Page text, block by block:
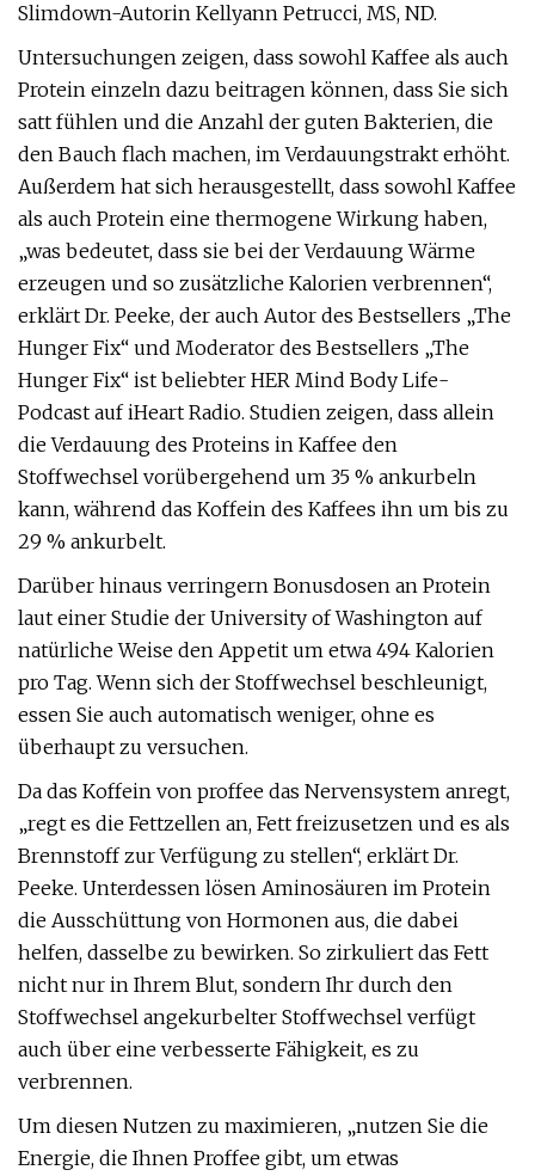
Slimdown-Autorin Kellyann Petrucci, MS, ND.
Untersuchungen zeigen, dass sowohl Kaffee als auch
Protein einzeln dazu beitragen können, dass Sie sich
satt fühlen und die Anzahl der guten Bakterien, die
den Bauch flach machen, im Verdauungstrakt erhöht.
Außerdem hat sich herausgestellt, dass sowohl Kaffee
als auch Protein eine thermogene Wirkung haben,
„was bedeutet, dass sie bei der Verdauung Wärme
erzeugen und so zusätzliche Kalorien verbrennen“,
erklärt Dr. Peeke, der auch Autor des Bestsellers „The
Hunger Fix“ und Moderator des Bestsellers „The
Hunger Fix“ ist beliebter HER Mind Body Life-
Podcast auf iHeart Radio. Studien zeigen, dass allein
die Verdauung des Proteins in Kaffee den
Stoffwechsel vorübergehend um 35 % ankurbeln
kann, während das Koffein des Kaffees ihn um bis zu
29 % ankurbelt.
Darüber hinaus verringern Bonusdosen an Protein
laut einer Studie der University of Washington auf
natürliche Weise den Appetit um etwa 494 Kalorien
pro Tag. Wenn sich der Stoffwechsel beschleunigt,
essen Sie auch automatisch weniger, ohne es
überhaupt zu versuchen.
Da das Koffein von proffee das Nervensystem anregt,
„regt es die Fettzellen an, Fett freizusetzen und es als
Brennstoff zur Verfügung zu stellen“, erklärt Dr.
Peeke. Unterdessen lösen Aminosäuren im Protein
die Ausschüttung von Hormonen aus, die dabei
helfen, dasselbe zu bewirken. So zirkuliert das Fett
nicht nur in Ihrem Blut, sondern Ihr durch den
Stoffwechsel angekurbelter Stoffwechsel verfügt
auch über eine verbesserte Fähigkeit, es zu
verbrennen.
Um diesen Nutzen zu maximieren, „nutzen Sie die
Energie, die Ihnen Proffee gibt, um etwas